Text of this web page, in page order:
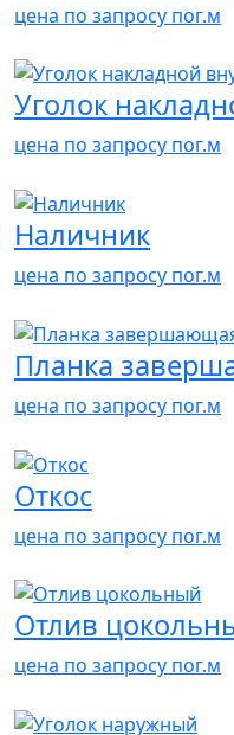
цена по запросу пог.м
Уголок
цена по запросу пог.м
Наличник
цена по запросу пог.м
Планка
цена по запросу пог.м
Откос
цена по запросу пог.м
Отлив
цена по запросу пог.м